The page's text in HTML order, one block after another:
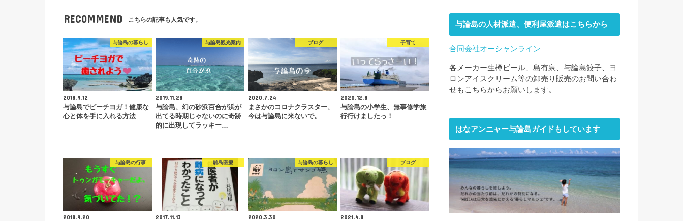
RECOMMEND こちらの記事も人気です。
与論島の暮らし
2018.9.12
与論島でビーチヨガ！健康な
心と体を手に入れる方法
与論島観光案内
2019.11.28
与論島、幻の砂浜百合が浜が
出てる時期じゃないのに奇跡
的に出現してラッキー…
ブログ
2020.7.24
まさかのコロナクラスター、
今は与論島に来ないで。
子育て
2020.12.8
与論島の小学生、無事修学旅
行行けましたっ！
与論島の行事
2018.9.20
離島医療
2017.11.13
与論島の暮らし
2020.3.30
ブログ
2021.4.8
与論島の人材派遣、便利屋派遣はこちらから
合同会社オーシャンライン
各メーカー生樽ビール、島有泉、与論島餃子、ヨ
ロンアイスクリーム等の卸売り販売のお問い合わ
せもこちらからお願いします。
はなアンニャー与論島ガイドもしています